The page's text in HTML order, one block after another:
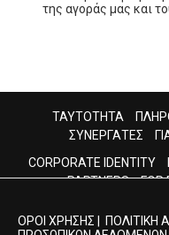
της αγοράς μας και
ΤΑΥΤΟΤΗΤΑ
ΣΥΝΕΡΓΑΤΕΣ
CORPORATE IDENTITY
PARTNERS
FOR
ΟΡΟΙ ΧΡΗΣΗΣ | ΠΟΛΙΤΙΚΗ